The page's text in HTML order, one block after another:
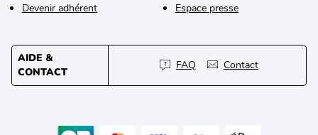
Devenir adhérent
Espace presse
AIDE &
CONTACT
FAQ Contact